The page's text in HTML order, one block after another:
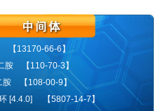
【13170-66-6】
胺 【110-70-3】
胺 【108-00-9】
[4.4.0] 【5807-14-7】